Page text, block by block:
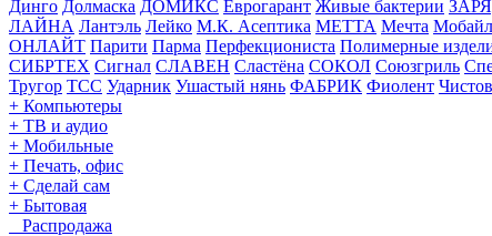
Динго Долмаска ДОМИКС Еврогарант Живые бактерии
ЛАЙНА Лантэль Лейко М.К. Асептика МЕТТА Мечта
ОНЛАЙТ Парити Парма Перфекциониста Полимерные
СИБРТЕХ Сигнал СЛАВЕН Сластёна СОКОЛ Союзгриль
Тругор ТСС Ударник Ушастый нянь ФАБРИК Фиолент
+ Компьютеры
+ ТВ и аудио
+ Мобильные
+ Печать, офис
+ Сделай сам
+ Бытовая
Распродажа